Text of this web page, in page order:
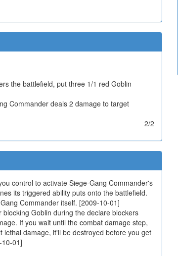
the battlefield, put three 1/1 red Goblin
Commander deals 2 damage to target
2/2
control to activate Siege-Gang Commander's
its triggered ability puts onto the battlefield.
Commander itself. [2009-10-01]
Goblin during the declare blockers
If you wait until the combat damage step,
lethal damage, it'll be destroyed before you get
01]